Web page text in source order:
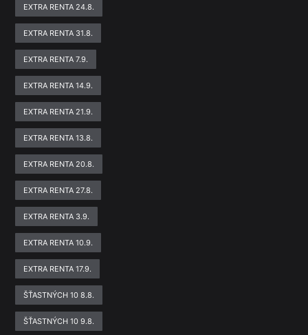
EXTRA RENTA 24.8.
EXTRA RENTA 31.8.
EXTRA RENTA 7.9.
EXTRA RENTA 14.9.
EXTRA RENTA 21.9.
EXTRA RENTA 13.8.
EXTRA RENTA 20.8.
EXTRA RENTA 27.8.
EXTRA RENTA 3.9.
EXTRA RENTA 10.9.
EXTRA RENTA 17.9.
ŠŤASTNÝCH 10 8.8.
ŠŤASTNÝCH 10 9.8.